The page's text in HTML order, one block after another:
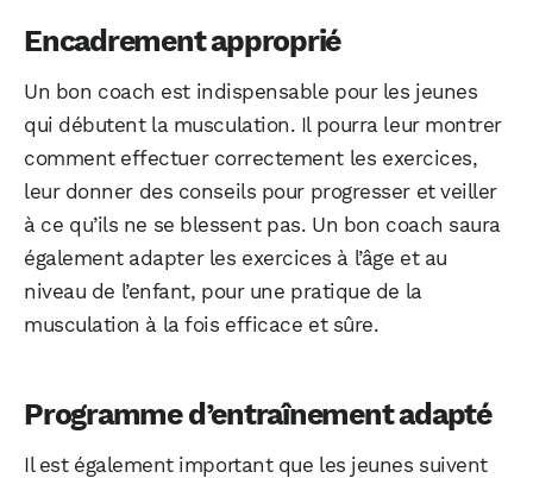
Encadrement approprié
Un bon coach est indispensable pour les jeunes
qui débutent la musculation. Il pourra leur montrer
comment effectuer correctement les exercices,
leur donner des conseils pour progresser et veiller
à ce qu’ils ne se blessent pas. Un bon coach saura
également adapter les exercices à l’âge et au
niveau de l’enfant, pour une pratique de la
musculation à la fois efficace et sûre.
Programme d’entraînement adapté
Il est également important que les jeunes suivent